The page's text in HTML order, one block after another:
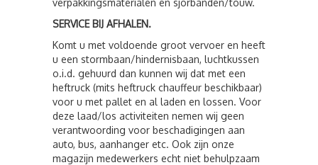
verpakkingsmaterialen en sjorbanden/touw.
SERVICE BIJ AFHALEN.
Komt u met voldoende groot vervoer en heeft
u een stormbaan/hindernisbaan, luchtkussen
o.i.d. gehuurd dan kunnen wij dat met een
heftruck (mits heftruck chauffeur beschikbaar)
voor u met pallet en al laden en lossen. Voor
deze laad/los activiteiten nemen wij geen
verantwoording voor beschadigingen aan
auto, bus, aanhanger etc. Ook zijn onze
magazijn medewerkers echt niet behulpzaam